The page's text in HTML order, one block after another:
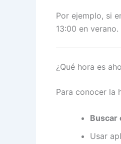
Por ejemplo, si
13:00 en verano.
¿Qué hora es
Para conocer la
Buscar
Usar